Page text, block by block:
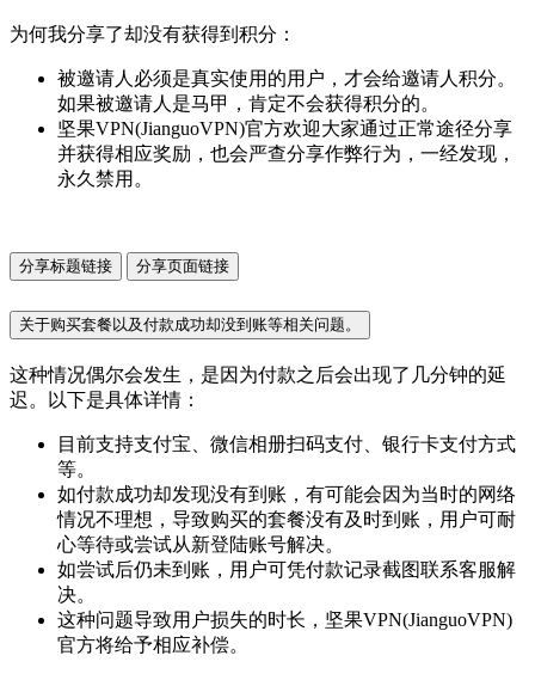
为何我分享了却没有获得到积分：
被邀请人必须是真实使用的用户，才会给邀请人积分。
如果被邀请人是马甲，肯定不会获得积分的。
坚果VPN(JianguoVPN)官方欢迎大家通过正常途径分享
并获得相应奖励，也会严查分享作弊行为，一经发现，
永久禁用。
分享标题链接 分享页面链接
关于购买套餐以及付款成功却没到账等相关问题。
这种情况偶尔会发生，是因为付款之后会出现了几分钟的延
迟。以下是具体详情：
目前支持支付宝、微信相册扫码支付、银行卡支付方式
等。
如付款成功却发现没有到账，有可能会因为当时的网络
情况不理想，导致购买的套餐没有及时到账，用户可耐
心等待或尝试从新登陆账号解决。
如尝试后仍未到账，用户可凭付款记录截图联系客服解
决。
这种问题导致用户损失的时长，坚果VPN(JianguoVPN)
官方将给予相应补偿。